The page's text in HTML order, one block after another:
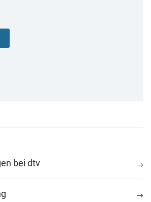
bei dtv